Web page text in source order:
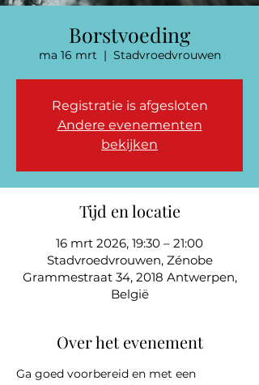
Borstvoeding
ma 16 mrt
  |
Stadvroedvrouwen
Registratie is afgesloten
Andere evenementen
bekijken
Tijd en locatie
16 mrt 2026, 19:30 – 21:00
Stadvroedvrouwen, Zénobe
Grammestraat 34, 2018 Antwerpen,
België
Over het evenement
Ga goed voorbereid en met een